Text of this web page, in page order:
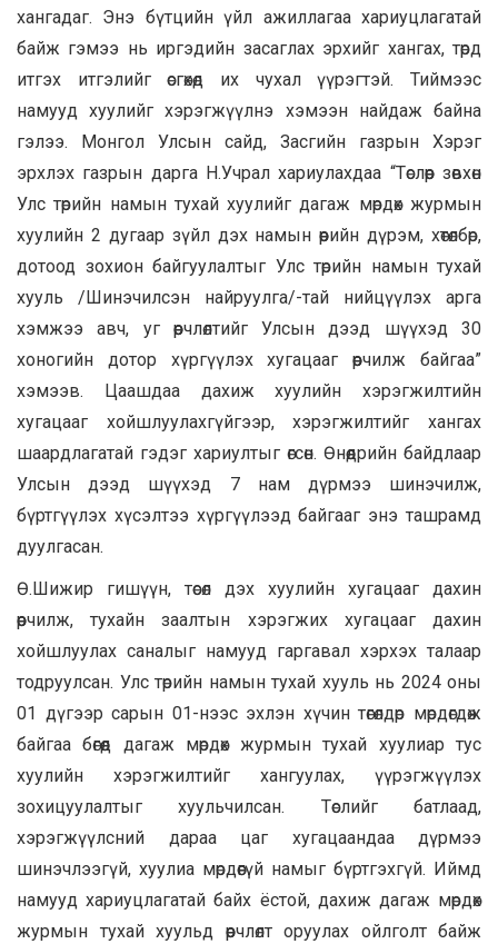
хангадаг. Энэ бүтцийн үйл ажиллагаа хариуцлагатай
байж гэмээ нь иргэдийн засаглах эрхийг хангах, төрд
итгэх итгэлийг өсгөхөд их чухал үүрэгтэй. Тиймээс
намууд хуулийг хэрэгжүүлнэ хэмээн найдаж байна
гэлээ. Монгол Улсын сайд, Засгийн газрын Хэрэг
эрхлэх газрын дарга Н.Учрал хариулахдаа “Төслөөр зөвхөн
Улс төрийн намын тухай хуулийг дагаж мөрдөх журмын
хуулийн 2 дугаар зүйл дэх намын өөрийн дүрэм, хөтөлбөр,
дотоод зохион байгуулалтыг Улс төрийн намын тухай
хууль /Шинэчилсэн найруулга/-тай нийцүүлэх арга
хэмжээ авч, уг өөрчлөлтийг Улсын дээд шүүхэд 30
хоногийн дотор хүргүүлэх хугацааг өөрчилж байгаа”
хэмээв. Цаашдаа дахиж хуулийн хэрэгжилтийн
хугацааг хойшлуулахгүйгээр, хэрэгжилтийг хангах
шаардлагатай гэдэг хариултыг өгсөн. Өнөөдрийн байдлаар
Улсын дээд шүүхэд 7 нам дүрмээ шинэчилж,
бүртгүүлэх хүсэлтээ хүргүүлээд байгааг энэ ташрамд
дуулгасан.
Ө.Шижир гишүүн, төсөл дэх хуулийн хугацааг дахин
өөрчилж, тухайн заалтын хэрэгжих хугацааг дахин
хойшлуулах саналыг намууд гаргавал хэрхэх талаар
тодруулсан. Улс төрийн намын тухай хууль нь 2024 оны
01 дүгээр сарын 01-нээс эхлэн хүчин төгөлдөр мөрдөгдөж
байгаа бөгөөд дагаж мөрдөх журмын тухай хуулиар тус
хуулийн хэрэгжилтийг хангуулах, үүрэгжүүлэх
зохицуулалтыг хуульчилсан. Төслийг батлаад,
хэрэгжүүлсний дараа цаг хугацаандаа дүрмээ
шинэчлээгүй, хуулиа мөрдөөгүй намыг бүртгэхгүй. Иймд
намууд хариуцлагатай байх ёстой, дахиж дагаж мөрдөх
журмын тухай хуульд өөрчлөлт оруулах ойлголт байж